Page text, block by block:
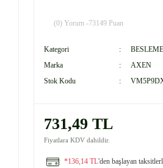
(0) Yorum -73149 Puan
Kategori
Marka
AXEN
Stok Kodu
731,49 TL
Fiyatlara KDV dahildir.
*136,14 TL'den başlayan